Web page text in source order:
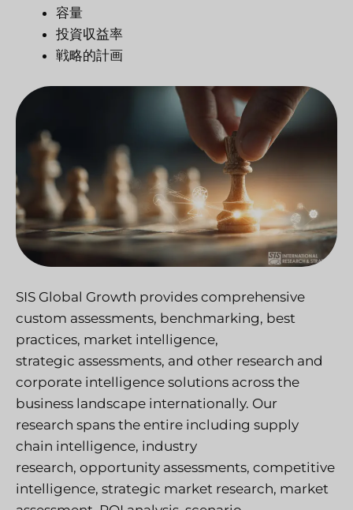
容量
投資収益率
戦略的計画
SIS Global Growth provides comprehensive
custom assessments, benchmarking, best
practices, market intelligence,
strategic assessments, and other research and
corporate intelligence solutions across the
business landscape internationally. Our
research spans the entire including supply
chain intelligence, industry
research, opportunity assessments, competitive
intelligence, strategic market research, market